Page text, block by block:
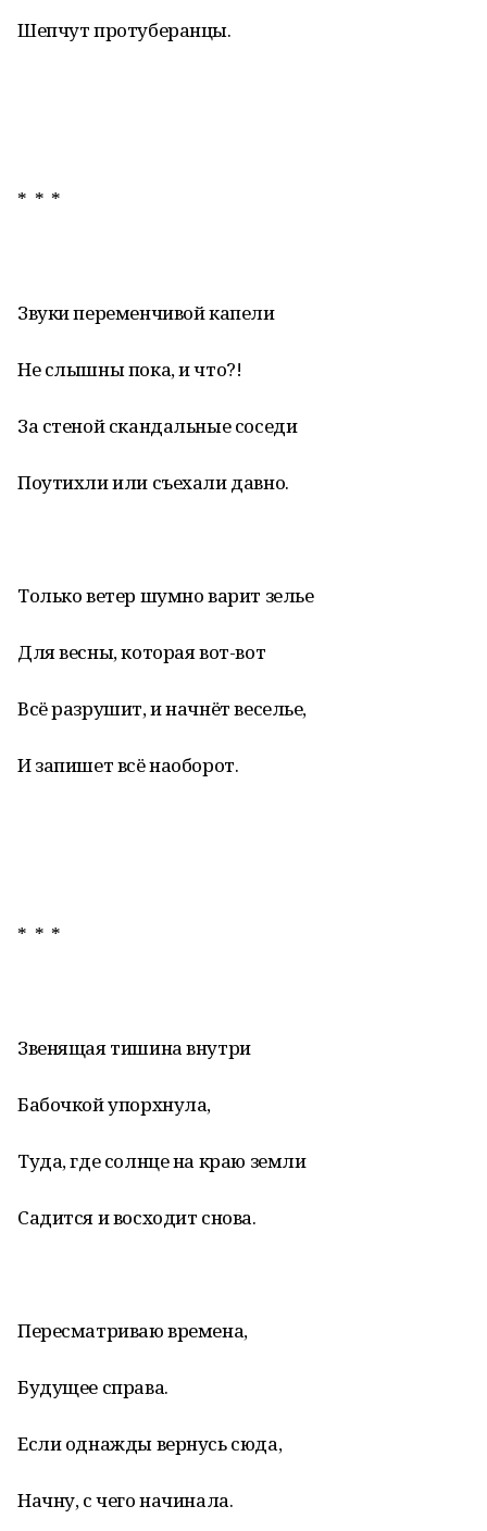
Шепчут протуберанцы.
* * *
Звуки переменчивой капели
Не слышны пока, и что?!
За стеной скандальные соседи
Поутихли или съехали давно.
Только ветер шумно варит зелье
Для весны, которая вот-вот
Всё разрушит, и начнёт веселье,
И запишет всё наоборот.
* * *
Звенящая тишина внутри
Бабочкой упорхнула,
Туда, где солнце на краю земли
Садится и восходит снова.
Пересматриваю времена,
Будущее справа.
Если однажды вернусь сюда,
Начну, с чего начинала.